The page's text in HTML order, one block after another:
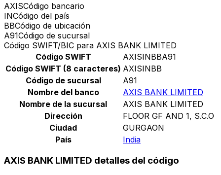
AXISCódigo bancario
INCódigo del país
BBCódigo de ubicación
A91Código de sucursal
Código SWIFT/BIC para AXIS BANK LIMITED
Código SWIFT
AXISINBBA91
Código SWIFT (8 caracteres) AXISINBB
Código de sucursal
A91
Nombre del banco
AXIS BANK LIMITED
Nombre de la sucursal
AXIS BANK LIMITED
Dirección
FLOOR GF AND 1, S.C.O
Ciudad
GURGAON
País
India
AXIS BANK LIMITED detalles del código